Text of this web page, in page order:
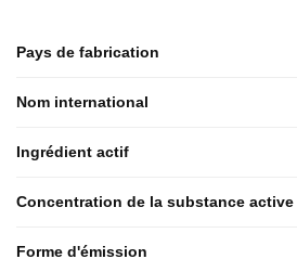
Pays de fabrication
Nom international
Ingrédient actif
Concentration de la substance active
Forme d'émission